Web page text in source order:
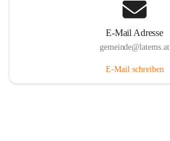
E-Mail Adresse
gemeinde@laterns.at
E-Mail schreiben